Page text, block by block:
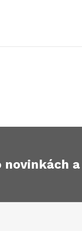
novinkách